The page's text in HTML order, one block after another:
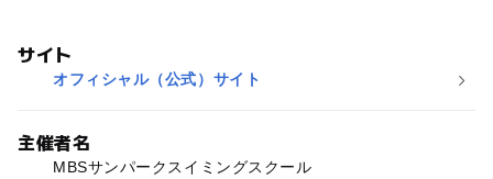
サイト
オフィシャル（公式）サイト
主催者名
MBSサンパークスイミングスクール